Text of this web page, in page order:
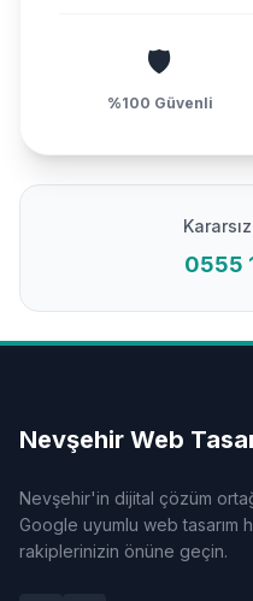
🛡️
%100 Güvenli
0555
Nevşehir Web
Nevşehir'in dijital çözüm
Google uyumlu web tasarım
rakiplerinizin önüne geçin.